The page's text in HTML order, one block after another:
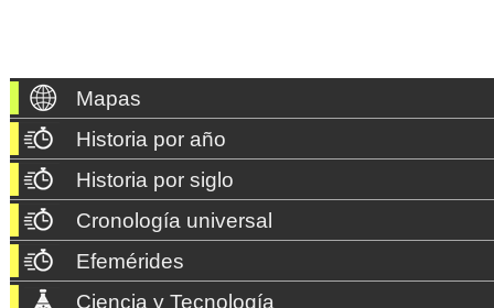
Mapas
Historia por año
Historia por siglo
Cronología universal
Efemérides
Ciencia y Tecnología